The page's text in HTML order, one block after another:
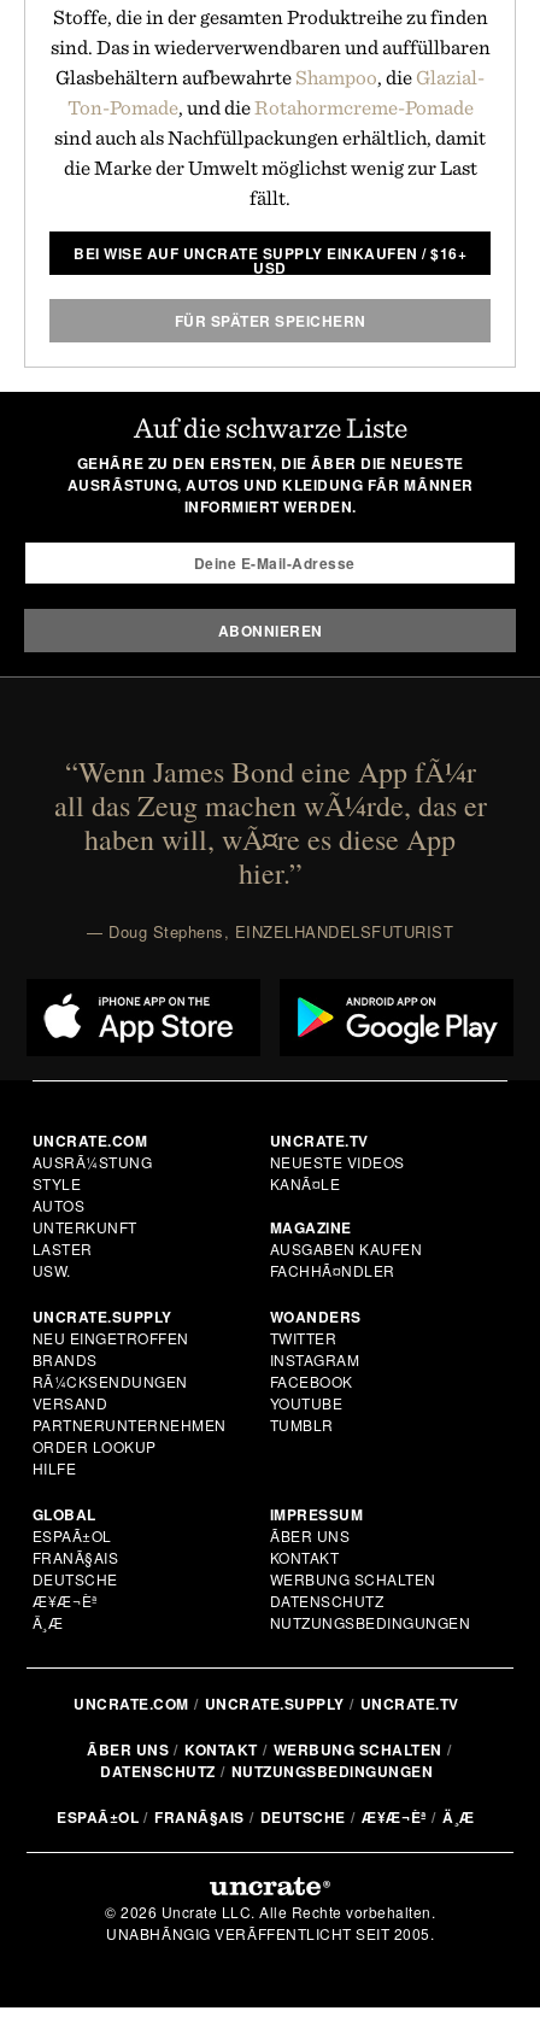
Stoffe, die in der gesamten Produktreihe zu finden
sind. Das in wiederverwendbaren und auffüllbaren
Glasbehältern aufbewahrte Shampoo, die Glazial-
Ton-Pomade, und dieRotahormcreme-Pomade
sind auch als Nachfüllpackungen erhältlich, damit
die Marke der Umwelt möglichst wenig zur Last
fällt.
BEI WISE AUF UNCRATE SUPPLY EINKAUFEN /$16+
USD
FÜR SPÄTER SPEICHERN
Auf die schwarze Liste
GEHÃRE ZU DEN ERSTEN, DIE ÃBER DIE NEUESTE
AUSRÃSTUNG, AUTOS UND KLEIDUNG FÃR MÃNNER
INFORMIERT WERDEN.
“Wenn James Bond eine App fÃ¼r
all das Zeug machen wÃ¼rde, das er
haben will, wÃ¤re es diese App
hier.”
— Doug Stephens, EINZELHANDELSFUTURIST
UNCRATE.COM
AUSRÃ¼STUNG
STYLE
AUTOS
UNTERKUNFT
LASTER
USW.
UNCRATE.TV
NEUESTE VIDEOS
KANÃ¤LE
MAGAZINE
AUSGABEN KAUFEN
FACHHÃ¤NDLER
UNCRATE.SUPPLY
NEU EINGETROFFEN
BRANDS
RÃ¼CKSENDUNGEN
VERSAND
PARTNERUNTERNEHMEN
ORDER LOOKUP
HILFE
WOANDERS
TWITTER
INSTAGRAM
FACEBOOK
YOUTUBE
TUMBLR
GLOBAL
ESPAÃ±OL
FRANÃ§AIS
DEUTSCHE
Æ¥Æ¬Èª
Ä¸­Æ
IMPRESSUM
ÃBER UNS
KONTAKT
WERBUNG SCHALTEN
DATENSCHUTZ
NUTZUNGSBEDINGUNGEN
UNCRATE.COM UNCRATE.SUPPLY UNCRATE.TV
ÃBER UNS KONTAKT
WERBUNG SCHALTEN
DATENSCHUTZ
NUTZUNGSBEDINGUNGEN
ESPAÃ±OL FRANÃ§AIS DEUTSCHE Æ¥Æ¬Èª Ä¸­Æ
© 2026 Uncrate LLC. Alle Rechte vorbehalten.
UNABHÃNGIG VERÃFFENTLICHT SEIT 2005.